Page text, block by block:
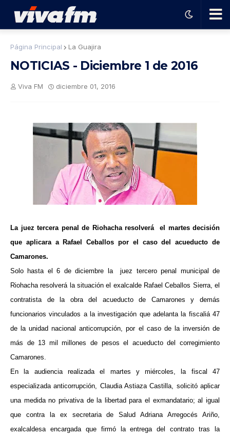
Ha
con
el
ma
Página Principal La Guajira
NOTICIAS - Diciembre 1 de 2016
Viva FM diciembre 01, 2016
La juez tercera penal de Riohacha resolverá el martes decisión
que aplicara a Rafael Ceballos por el caso del acueducto de
Camarones.
Solo hasta el 6 de diciembre la juez tercero penal municipal de
Riohacha resolverá la situación el exalcalde Rafael Ceballos Sierra, el
contratista de la obra del acueducto de Camarones y demás
funcionarios vinculados a la investigación que adelanta la fiscaliá 47
de la unidad nacional anticorrupción, por el caso de la inversión de
más de 13 mil millones de pesos el acueducto del corregimiento
Camarones.
En la audiencia realizada el martes y miércoles, la fiscal 47
especializada anticorrupción, Claudia Astiaza Castilla, solicitó aplicar
una medida no privativa de la libertad para el exmandatario; al igual
que contra la ex secretaria de Salud Adriana Arregocés Ariño,
exalcaldesa encargada que firmó la entrega del contrato tras la